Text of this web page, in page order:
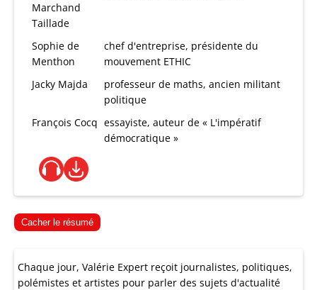
Marchand
Taillade
Sophie de
Menthon
chef d'entreprise, présidente du
mouvement ETHIC
Jacky Majda
professeur de maths, ancien militant
politique
François Cocq essayiste, auteur de « L'impératif
démocratique »
Cacher le résumé
Chaque jour, Valérie Expert reçoit journalistes, politiques,
polémistes et artistes pour parler des sujets d'actualité